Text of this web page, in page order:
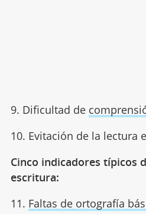
9. Dificultad de
10. Evitación de la lectura
Cinco indicadores típicos
escritura:
11. Faltas de ortografía